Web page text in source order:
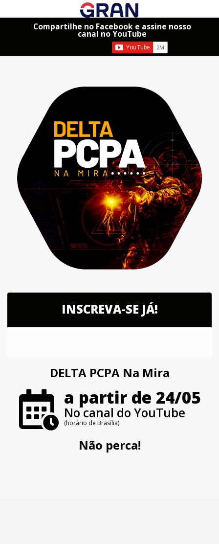
Compartilhe no Facebook e assine nosso
canal no YouTube
INSCREVA-SE JÁ!
DELTA PCPA Na Mira
a partir de 24/05
No canal do YouTube
(horário de Brasília)
Não perca!